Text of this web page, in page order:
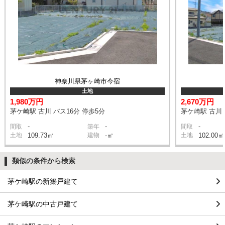
神奈川県茅ヶ崎市今宿
土地
1,980万円
茅ケ崎駅 古川 バス16分 停歩5分
間取 - 築年 -
土地 109.73㎡ 建物 -㎡
2,670万円
茅ケ崎駅 古川
間取 -
土地 102.00㎡
類似の条件から検索
茅ケ崎駅の新築戸建て
茅ケ崎駅の中古戸建て